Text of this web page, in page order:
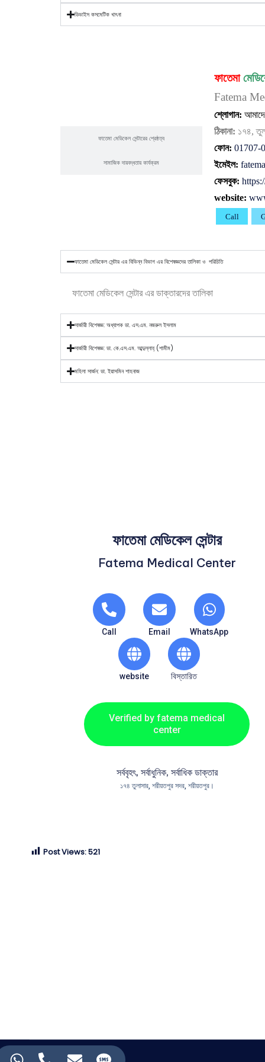
ডিভাইস কসমেটিক খাৎনা
ফাতেমা মেডিকেল সেন্টারের শ্রেষ্ঠত্ব
সামাজিক দায়বদ্ধতায় কার্যক্রম
ফাতেমা
Fatema
শ্লোগান:
ঠিকানা: ১৭৪,
ফোন: 01707-
ইমেইল:
ফেসবুক:
website:
Call
ফাতেমা মেডিকেল সেন্টার এর বিভিন্ন বিভাগ এর বিশেষজ্ঞদের তালিকা ও পরিচিতি
ফাতেমা মেডিকেল সেন্টার এর ডাক্তারদের তালিকা
সার্জারী বিশেষজ্ঞ: অধ্যাপক ডা. এস.এম. নজরুল ইসলাম
সার্জারী বিশেষজ্ঞ: ডা. কে.এস.এম. আব্দুল্লাহ্ (শামীম)
মহিলা সার্জন: ডা. ইয়াসমিন শাহনাজ
ফাতেমা মেডিকেল সেন্টার
Fatema Medical Center
Call Email WhatsApp
website বিস্তারিত
Verified by fatema medical
center
সর্ববৃহৎ, সর্বাধুনিক, সর্বাধিক ডাক্তার
১৭৪ তুলাসার, শরীয়তপুর সদর, শরীয়তপুর।
Post Views:521